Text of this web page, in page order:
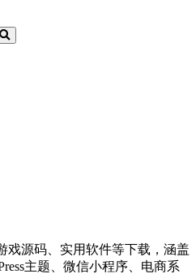
戏源码、实用软件等下载，涵盖
主题、微信小程序、电商系